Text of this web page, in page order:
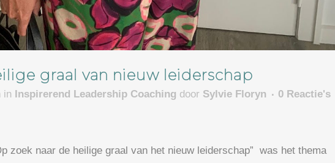
graal van nieuw leiderschap
in Inspirerend Leadership Coaching door Sylvie Floryn
0 Reactie's
zoek naar de heilige graal van het nieuw leiderschap” was het thema